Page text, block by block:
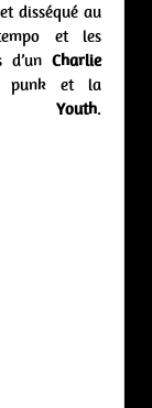
disséqué au
et les
d’un Charlie
punk et la
Youth.